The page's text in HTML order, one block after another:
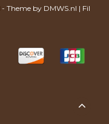
- Theme by DMWS.nl | Fil